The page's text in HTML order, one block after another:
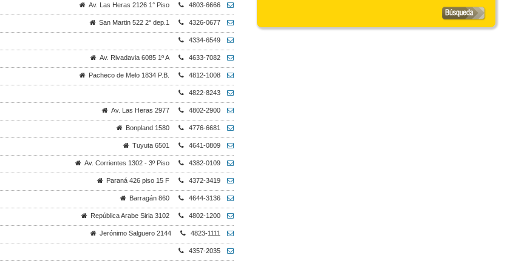
Av. Las Heras 2126 1° Piso 4803-6666
San Martin 522 2° dep.1 4326-0677
4334-6549
Av. Rivadavia 6085 1º A 4633-7082
Pacheco de Melo 1834 P.B. 4812-1008
4822-8243
Av. Las Heras 2977 4802-2900
Bonpland 1580 4776-6681
Tuyuta 6501 4641-0809
Av. Corrientes 1302 - 3º Piso 4382-0109
Paraná 426 piso 15 F 4372-3419
Barragán 860 4644-3136
República Arabe Siria 3102 4802-1200
Jerónimo Salguero 2144 4823-1111
4357-2035